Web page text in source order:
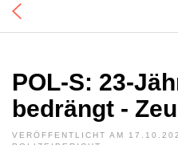
POL-S: 23-
bedrängt -
VERÖFFENTLICHT AM